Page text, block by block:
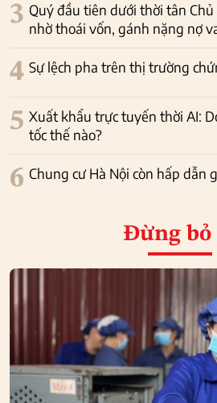
3 Quý đầu tiên dưới thời tân
nhờ thoái vốn, gánh nặng nợ
4 Sự lệch pha trên thị trường
5 Xuất khẩu trực tuyến thời AI:
tốc thế nào?
6 Chung cư Hà Nội còn hấp dẫn
Đừng bỏ